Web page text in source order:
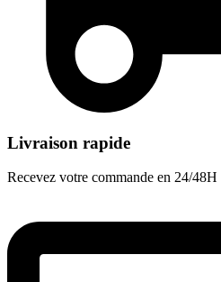
Livraison rapide
Recevez votre commande en 24/48H